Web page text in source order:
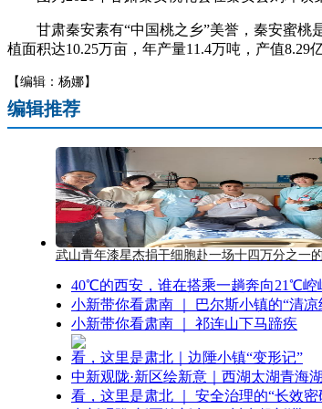
甘肃秦安素有“中国桃之乡”美誉，秦安蜜桃是
植面积达10.25万亩，年产量11.4万吨，产值
【编辑：杨娜】
编辑推荐
武山青年漆星杰捐干细胞赴一场十四万分之一
40℃的西安，谁在搭乘一趟奔向21℃崆
小新带你看肃南 ｜ 巴尔斯小镇的“清凉
小新带你看肃南 ｜ 祁连山下马蹄疾
看，这里是肃北｜边陲小镇“变形记”
中新观陇·新区绘新意｜西湖太湖青海
看，这里是肃北 ｜ 安全治理的“长效密